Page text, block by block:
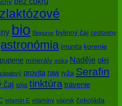
bio Biopurus bylinný čaj cestoviny
imunita korenie
minerály múka Naděje olej
provita raw ryža Serafin
čaj sója tinktúra trávenie
vitamín E vitamíny vápnik čokoláda